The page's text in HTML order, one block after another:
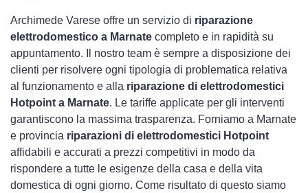
Archimede Varese offre un servizio di riparazione
elettrodomestico a Marnate completo e in rapidità su
appuntamento. Il nostro team è sempre a disposizione dei
clienti per risolvere ogni tipologia di problematica relativa
al funzionamento e alla riparazione di elettrodomestici
Hotpoint a Marnate. Le tariffe applicate per gli interventi
garantiscono la massima trasparenza. Forniamo a Marnate
e provincia riparazioni di elettrodomestici Hotpoint
affidabili e accurati a prezzi competitivi in modo da
rispondere a tutte le esigenze della casa e della vita
domestica di ogni giorno. Come risultato di questo siamo